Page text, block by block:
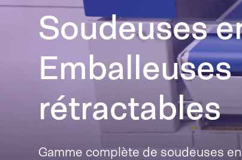
Soudeuses
Emballeuses
rétractables
Gamme complète de soudeuses